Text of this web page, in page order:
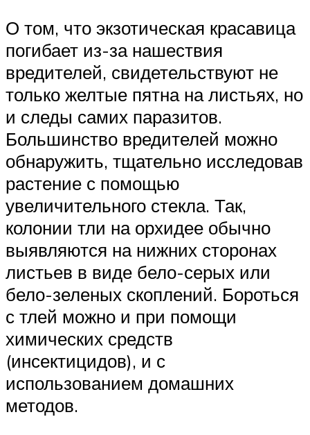
О том, что экзотическая красавица
погибает из-за нашествия
вредителей, свидетельствуют не
только желтые пятна на листьях, но
и следы самих паразитов.
Большинство вредителей можно
обнаружить, тщательно исследовав
растение с помощью
увеличительного стекла. Так,
колонии тли на орхидее обычно
выявляются на нижних сторонах
листьев в виде бело-серых или
бело-зеленых скоплений. Бороться
с тлей можно и при помощи
химических средств
(инсектицидов), и с
использованием домашних
методов.